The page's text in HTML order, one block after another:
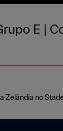
E |
no